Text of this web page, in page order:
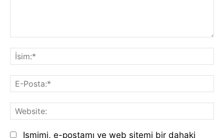
Ismimi, e-postamı ve web sitemi bir dahaki